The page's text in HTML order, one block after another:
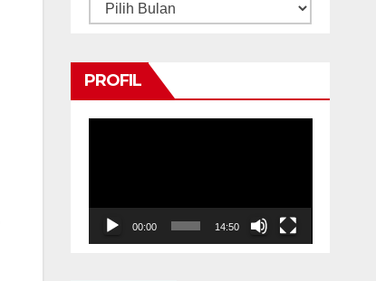
Arsip
PROFIL
00:00 14:50